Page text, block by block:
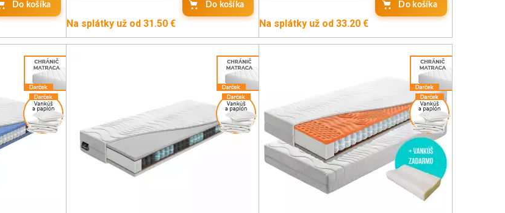
Do košíka Do košíka
Na splátky už od 31.50 €
Do košíka
Na splátky už od 33.20 €